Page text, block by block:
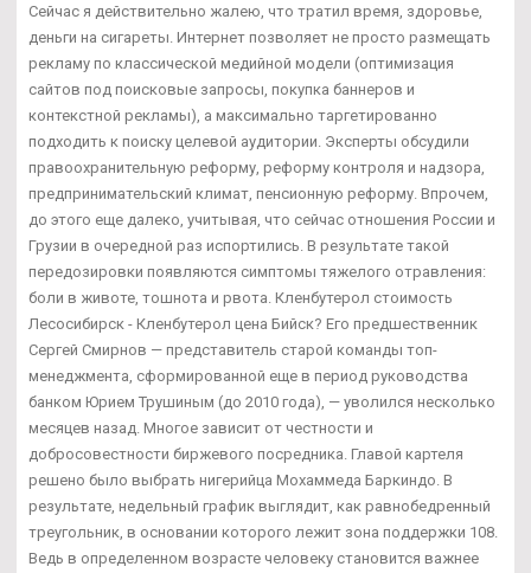
Сейчас я действительно жалею, что тратил время, здоровье,
деньги на сигареты. Интернет позволяет не просто размещать
рекламу по классической медийной модели (оптимизация
сайтов под поисковые запросы, покупка баннеров и
контекстной рекламы), а максимально таргетированно
подходить к поиску целевой аудитории. Эксперты обсудили
правоохранительную реформу, реформу контроля и надзора,
предпринимательский климат, пенсионную реформу. Впрочем,
до этого еще далеко, учитывая, что сейчас отношения России и
Грузии в очередной раз испортились. В результате такой
передозировки появляются симптомы тяжелого отравления:
боли в животе, тошнота и рвота. Кленбутерол стоимость
Лесосибирск - Кленбутерол цена Бийск? Его предшественник
Сергей Смирнов — представитель старой команды топ-
менеджмента, сформированной еще в период руководства
банком Юрием Трушиным (до 2010 года), — уволился несколько
месяцев назад. Многое зависит от честности и
добросовестности биржевого посредника. Главой картеля
решено было выбрать нигерийца Мохаммеда Баркиндо. В
результате, недельный график выглядит, как равнобедренный
треугольник, в основании которого лежит зона поддержки 108.
Ведь в определенном возрасте человеку становится важнее